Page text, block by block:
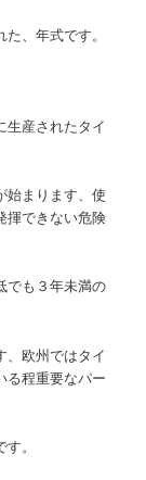
、年式です。
生産されたタイ
始まります、使
揮できない危険
でも３年未満の
、欧州ではタイ
る程重要なパー
。